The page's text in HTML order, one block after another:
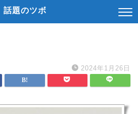
話題のツボ
2024年1月26日